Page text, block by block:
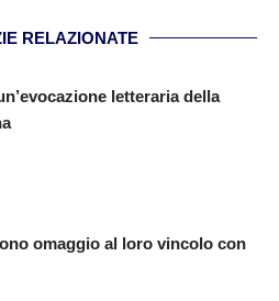
RELAZIONATE
letteraria della
omaggio al loro vincolo con